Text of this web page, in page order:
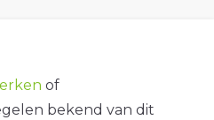
of
bekend van dit